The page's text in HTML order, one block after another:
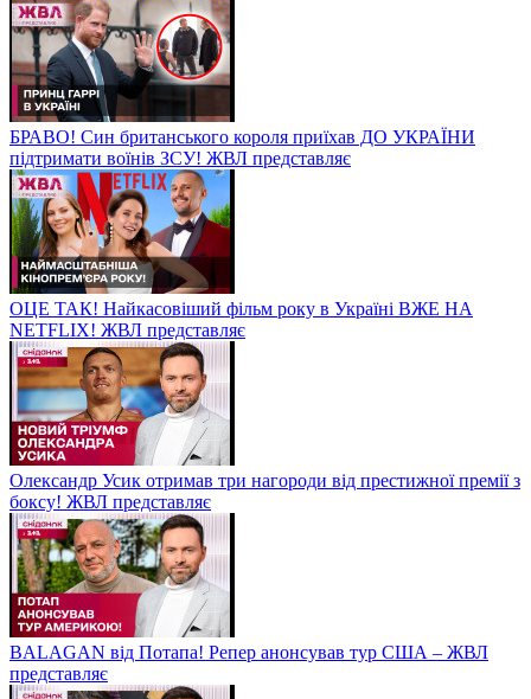
БРАВО! Син британського короля приїхав ДО УКРАЇНИ
підтримати воїнів ЗСУ! ЖВЛ представляє
ОЦЕ ТАК! Найкасовіший фільм року в Україні ВЖЕ НА
NETFLIX! ЖВЛ представляє
Олександр Усик отримав три нагороди від престижної премії з
боксу! ЖВЛ представляє
BALAGAN від Потапа! Репер анонсував тур США – ЖВЛ
представляє